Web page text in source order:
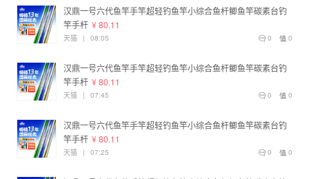
汉鼎一号六代鱼竿手竿超轻钓鱼竿小综合鱼杆鲫鱼竿碳素台钓
竿手杆 ¥ 80.11
0
0
天猫 | 08:05
汉鼎一号六代鱼竿手竿超轻钓鱼竿小综合鱼杆鲫鱼竿碳素台钓
竿手杆 ¥ 80.11
0
0
天猫 | 07:45
汉鼎一号六代鱼竿手竿超轻钓鱼竿小综合鱼杆鲫鱼竿碳素台钓
竿手杆 ¥ 80.11
0
0
天猫 | 07:25